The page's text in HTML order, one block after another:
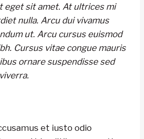
eget sit amet. At ultrices mi
nulla. Arcu dui vivamus
ut. Arcu cursus euismod
Cursus vitae congue mauris
ornare suspendisse sed
et iusto odio